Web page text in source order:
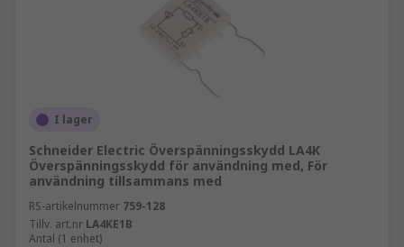
I lager
Schneider Electric Överspänningsskydd LA4K
Överspänningsskydd för användning med, För
användning tillsammans med
RS-artikelnummer 759-128
Tillv. art.nr LA4KE1B
Antal (1 enhet)